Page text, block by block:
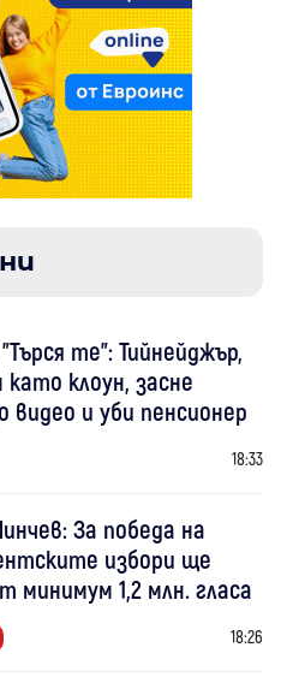
те": Тийнейджър,
като клоун, засне
видео и уби пенсионер
18:33
За победа на
избори ще
минимум 1,2 млн. гласа
18:26